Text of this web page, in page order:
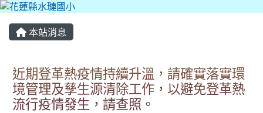
本站消息
近期登革熱疫情持續升溫，請確實落實環
境管理及孳生源清除工作，以避免登革熱
流行疫情發生，請查照。